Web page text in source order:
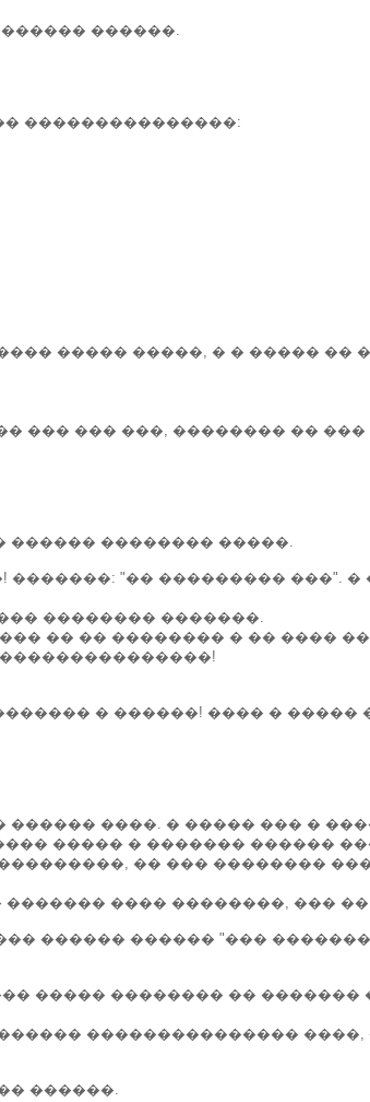
������.
���������������:
����� �����, � � ����� ��
��� ��� ���, �������� ��
������ �������� �����.
"�� ��������� ���". �
�������� �������.
�� �� �������� � �� ����
� ������! ���� � �����
����. � ����� ��� �
����� � ������� ������
�� ��� ��������
���� ��������, ���
������ ������ "���
����� �������� �� �������
��������������� ����,
������.